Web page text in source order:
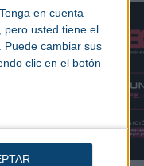
Tenga en cuenta
pero usted tiene el
Puede cambiar sus
clic en el botón